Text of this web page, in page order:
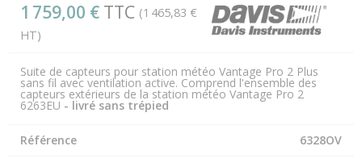
1 759,00 € TTC (1 465,83 €
HT)
Suite de capteurs pour station météo Vantage Pro 2 Plus
sans fil avec ventilation active. Comprend l'ensemble des
capteurs extérieurs de la station météo Vantage Pro 2
6263EU - livré sans trépied
Référence 6328OV